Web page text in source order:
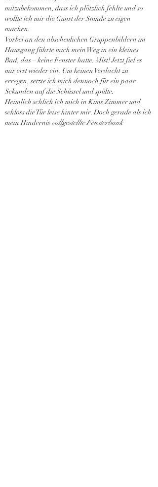
mitzubekommen, dass ich plötzlich fehlte und so
wollte ich mir die Gunst der Stunde zu eigen
machen.
Vorbei an den abscheulichen Gruppenbildern im
Hausgang führte mich mein Weg in ein kleines
Bad, das – keine Fenster hatte. Mist! Jetzt fiel es
mir erst wieder ein. Um keinen Verdacht zu
erregen, setzte ich mich dennoch für ein paar
Sekunden auf die Schüssel und spülte.
Heimlich schlich ich mich in Kims Zimmer und
schloss die Tür leise hinter mir. Doch gerade als ich
mein Hindernis vollgestellte Fensterbank